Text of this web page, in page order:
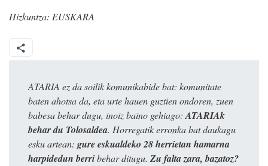
Hizkuntza: EUSKARA
ATARIA ez da soilik komunikabide bat: komunitate
baten ahotsa da, eta urte hauen guztien ondoren, zuen
babesa behar dugu, inoiz baino gehiago: ATARIAk
behar du Tolosaldea. Horregatik erronka bat daukagu
esku artean: gure eskualdeko 28 herrietan hamarna
harpidedun berribehar ditugu. Zu falta zara, bazatoz?